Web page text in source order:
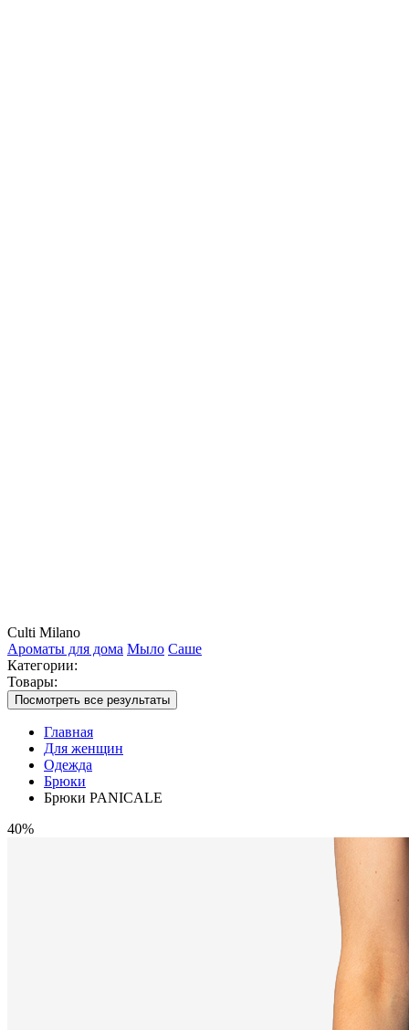
Culti Milano
Ароматы для дома Мыло Саше
Категории:
Товары:
Посмотреть все результаты
Главная
Для женщин
Одежда
Брюки
Брюки PANICALE
40%